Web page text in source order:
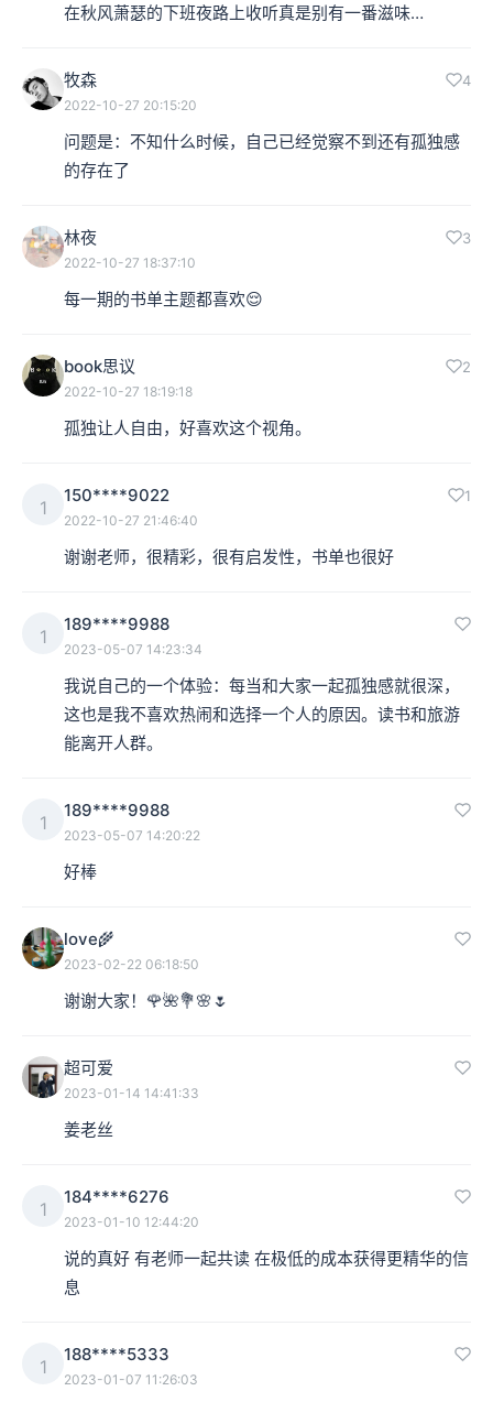
在秋风萧瑟的下班夜路上收听真是别有一番滋味…
牧森 4
2022-10-27 20:15:20
问题是：不知什么时候，自己已经觉察不到还有孤独感
的存在了
林夜 3
2022-10-27 18:37:10
每一期的书单主题都喜欢😌
book思议 2
2022-10-27 18:19:18
孤独让人自由，好喜欢这个视角。
1
150****9022 1
2022-10-27 21:46:40
谢谢老师，很精彩，很有启发性，书单也很好
1
189****9988
2023-05-07 14:23:34
我说自己的一个体验：每当和大家一起孤独感就很深，
这也是我不喜欢热闹和选择一个人的原因。读书和旅游
能离开人群。
1
189****9988
2023-05-07 14:20:22
好棒
love🌾
2023-02-22 06:18:50
谢谢大家！🌹🌺💐🌸🌷
超可爱
2023-01-14 14:41:33
姜老丝
1
184****6276
2023-01-10 12:44:20
说的真好 有老师一起共读 在极低的成本获得更精华的信
息
1
188****5333
2023-01-07 11:26:03